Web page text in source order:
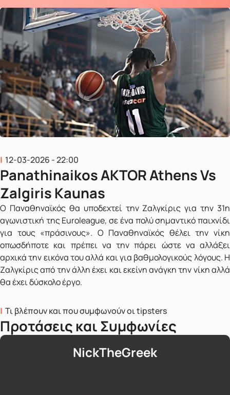
12-03-2026 - 22:00
Panathinaikos AKTOR Athens Vs
Zalgiris Kaunas
Ο Παναθηναϊκός θα υποδεχτεί την Ζαλγκίρις για την 31η
αγωνιστική της Euroleague, σε ένα πολύ σημαντικό παιχνίδι
για τους «πράσινους». Ο Παναθηναϊκός θέλει την νίκη
οπωσδήποτε και πρέπει να την πάρει ώστε να αλλάξει
αρχικά την εικόνα του αλλά και για βαθμολογικούς λόγους. Η
Ζαλγκίρις από την άλλη έχει και εκείνη ανάγκη την νίκη αλλά
θα έχει δύσκολο έργο.
Τι βλέπουν και που συμφωνούν οι tipsters
Προτάσεις και Συμφωνίες
NickTheGreek